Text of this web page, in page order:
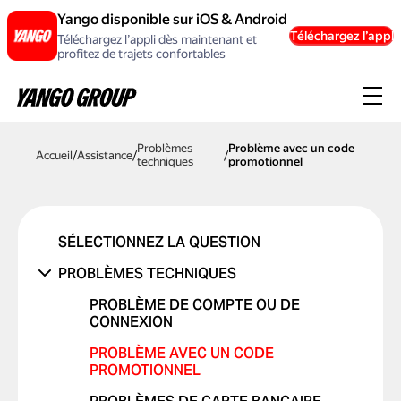
Yango disponible sur iOS & Android
Téléchargez l’appli dès maintenant et
profitez de trajets confortables
Téléchargez l’appli
Accueil/Assistance/Problèmes
techniques
/Problème avec un code
promotionnel
SÉLECTIONNEZ LA QUESTION
PROBLÈMES TECHNIQUES
PROBLÈME DE COMPTE OU DE
CONNEXION
PROBLÈME AVEC UN CODE
PROMOTIONNEL